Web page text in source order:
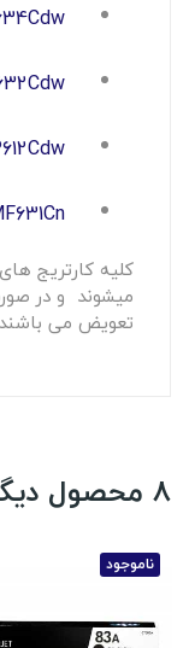
کلیه کارتریج
میشوند و در
تعویض می
8 محصول دیگر در همین شاخه:
ناموجود